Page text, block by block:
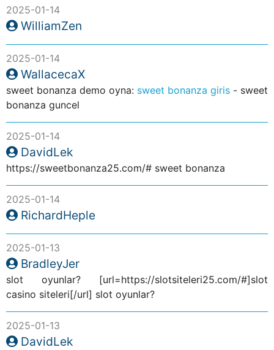
2025-01-14
WilliamZen
2025-01-14
WallacecaX
sweet bonanza demo oyna: sweet bonanza giris - sweet
bonanza guncel
2025-01-14
DavidLek
https://sweetbonanza25.com/# sweet bonanza
2025-01-14
RichardHeple
2025-01-13
BradleyJer
slot oyunlar? [url=https://slotsiteleri25.com/#]slot
casino siteleri[/url] slot oyunlar?
2025-01-13
DavidLek